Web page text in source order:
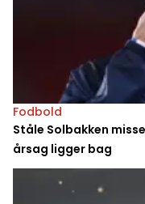
Fodbold
Ståle Solbakken
årsag ligger bag